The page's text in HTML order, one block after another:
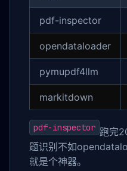
pdf-inspector
opendataloader
pymupdf4llm
markitdown
pdf-inspector 跑完
题识别不如
就是个神器。